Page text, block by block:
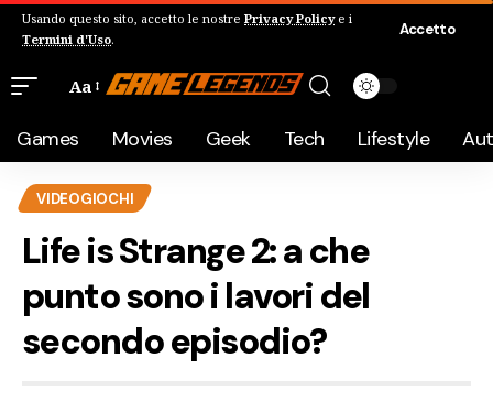
Usando questo sito, accetto le nostre Privacy Policye i
Termini d'Uso.
Accetto
Aa
Games Movies Geek Tech Lifestyle
VIDEOGIOCHI
Life is Strange 2: a che
punto sono i lavori del
secondo episodio?